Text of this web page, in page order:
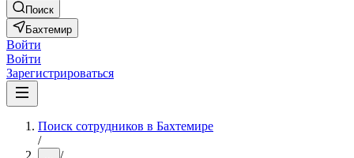
Поиск
Бахтемир
Войти
Войти
Зарегистрироваться
Поиск сотрудников в Бахтемире
/
/